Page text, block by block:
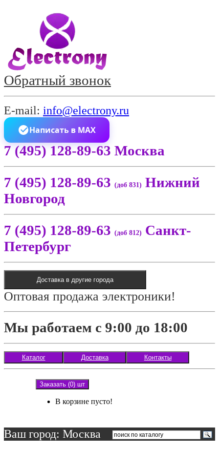
Обратный звонок
E-mail: info@electrony.ru
Написать в MAX
7 (495) 128-89-63 Москва
7 (495) 128-89-63 (доб 831) Нижний
Новгород
7 (495) 128-89-63 (доб 812) Санкт-
Петербург
Доставка в другие города
Оптовая продажа электроники!
Мы работаем с 9:00 до 18:00
Каталог Доставка Контакты
Заказать (0) шт
В корзине пусто!
Ваш город: Москва